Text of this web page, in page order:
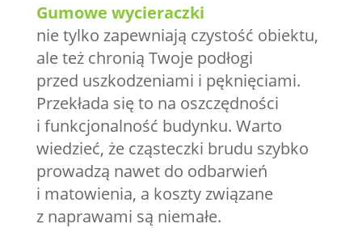
Gumowe wycieraczki
nie tylko zapewniają czystość obiektu,
ale też chronią Twoje podłogi
przed uszkodzeniami i pęknięciami.
Przekłada się to na oszczędności
i funkcjonalność budynku. Warto
wiedzieć, że cząsteczki brudu szybko
prowadzą nawet do odbarwień
i matowienia, a koszty związane
z naprawami są niemałe.